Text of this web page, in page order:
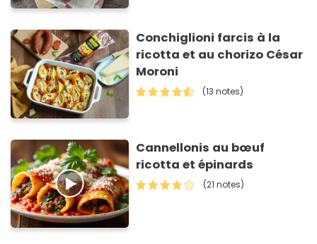
Conchiglioni farcis à la
ricotta et au chorizo César
Moroni
(13 notes)
Cannellonis au bœuf
ricotta et épinards
(21 notes)